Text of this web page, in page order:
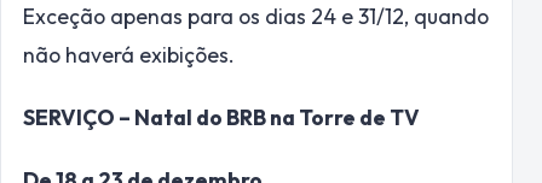
Exceção apenas para os dias 24 e 31/12, quando
não haverá exibições.
SERVIÇO – Natal do BRB na Torre de TV